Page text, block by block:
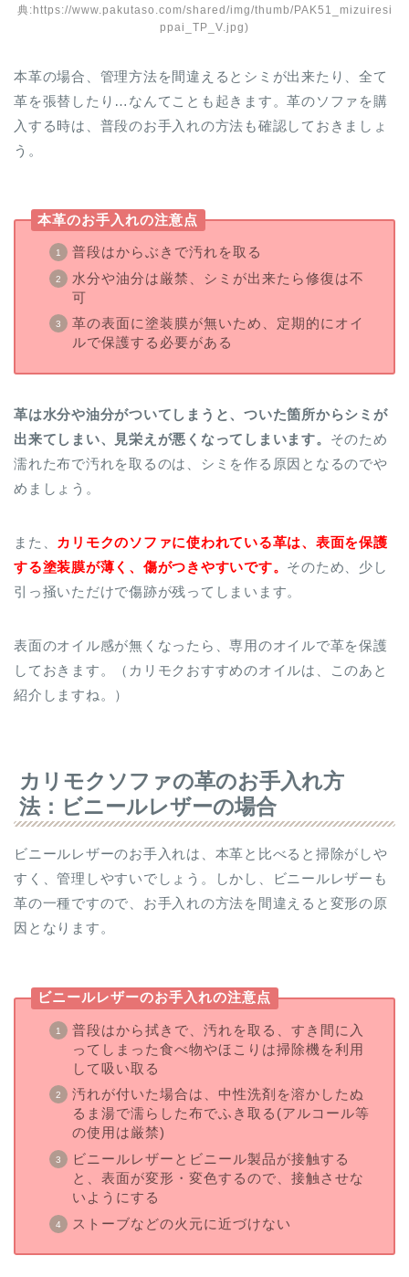
典:https://www.pakutaso.com/shared/img/thumb/PAK51_mizuiresi
ppai_TP_V.jpg)
本革の場合、管理方法を間違えるとシミが出来たり、全て
革を張替したり…なんてことも起きます。革のソファを購
入する時は、普段のお手入れの方法も確認しておきましょ
う。
本革のお手入れの注意点
普段はからぶきで汚れを取る
水分や油分は厳禁、シミが出来たら修復は不
可
革の表面に塗装膜が無いため、定期的にオイ
ルで保護する必要がある
革は水分や油分がついてしまうと、ついた箇所からシミが
出来てしまい、見栄えが悪くなってしまいます。 そのため
濡れた布で汚れを取るのは、シミを作る原因となるのでや
めましょう。
また、
カリモクのソファに使われている革は、表面を保護
する塗装膜が薄く、傷がつきやすいです。 そのため、少し
引っ掻いただけで傷跡が残ってしまいます。
表面のオイル感が無くなったら、専用のオイルで革を保護
しておきます。（カリモクおすすめのオイルは、このあと
紹介しますね。）
カリモクソファの革のお手入れ方
法：ビニールレザーの場合
ビニールレザーのお手入れは、本革と比べると掃除がしや
すく、管理しやすいでしょう。しかし、ビニールレザーも
革の一種ですので、お手入れの方法を間違えると変形の原
因となります。
ビニールレザーのお手入れの注意点
普段はから拭きで、汚れを取る、すき間に入
ってしまった食べ物やほこりは掃除機を利用
して吸い取る
汚れが付いた場合は、中性洗剤を溶かしたぬ
るま湯で濡らした布でふき取る(アルコール等
の使用は厳禁)
ビニールレザーとビニール製品が接触する
と、表面が変形・変色するので、接触させな
いようにする
ストーブなどの火元に近づけない